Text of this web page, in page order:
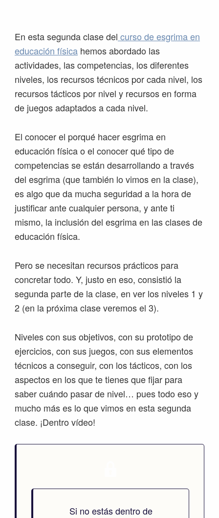
navegación
principal
contenido
principal
barra
lateral
principal
página
En esta segunda clase del curso de esgrima en
educación física hemos abordado las
actividades, las competencias, los diferentes
niveles, los recursos técnicos por cada nivel, los
recursos tácticos por nivel y recursos en forma
de juegos adaptados a cada nivel.
El conocer el porqué hacer esgrima en
educación física o el conocer qué tipo de
competencias se están desarrollando a través
del esgrima (que también lo vimos en la clase),
es algo que da mucha seguridad a la hora de
justificar ante cualquier persona, y ante ti
mismo, la inclusión del esgrima en las clases de
educación física.
Pero se necesitan recursos prácticos para
concretar todo. Y, justo en eso, consistió la
segunda parte de la clase, en ver los niveles 1 y
2 (en la próxima clase veremos el 3).
Niveles con sus objetivos, con su prototipo de
ejercicios, con sus juegos, con sus elementos
técnicos a conseguir, con los tácticos, con los
aspectos en los que te tienes que fijar para
saber cuándo pasar de nivel… pues todo eso y
mucho más es lo que vimos en esta segunda
clase. ¡Dentro vídeo!
Si no estás dentro de